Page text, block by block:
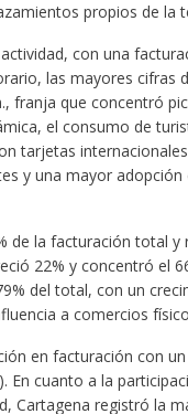
propios de la
con una
las mayores cifras
franja que concentró
el consumo de
tarjetas
y una mayor
de la facturación total y
22% y concentró el
del total, con un
a comercios
en facturación con
En cuanto a la
Cartagena registró la